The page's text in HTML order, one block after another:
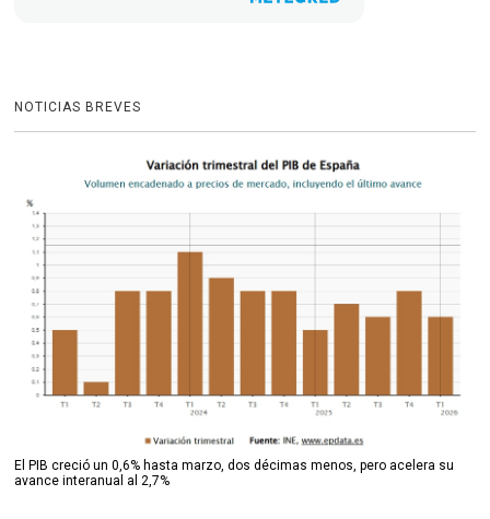
NOTICIAS BREVES
El PIB creció un 0,6% hasta marzo, dos décimas menos, pero acelera su
avance interanual al 2,7%